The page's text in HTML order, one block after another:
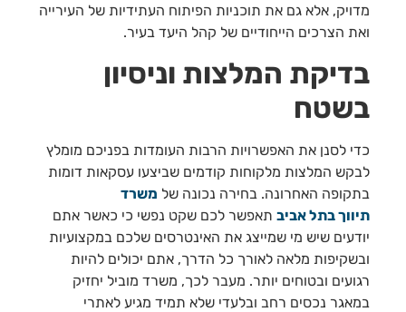
מדויק, אלא גם את תוכניות הפיתוח העתידיות של העירייה
ואת הצרכים הייחודיים של קהל היעד בעיר.
בדיקת המלצות וניסיון
בשטח
כדי לסנן את האפשרויות הרבות העומדות בפניכם מומלץ
לבקש המלצות מלקוחות קודמים שביצעו עסקאות דומות
בתקופה האחרונה. בחירה נכונה של משרד
תיווך בתל אביב תאפשר לכם שקט נפשי כי כאשר אתם
יודעים שיש מי שמייצג את האינטרסים שלכם במקצועיות
ובשקיפות מלאה לאורך כל הדרך, אתם יכולים להיות
רגועים ובטוחים יותר. מעבר לכך, משרד מוביל יחזיק
במאגר נכסים רחב ובלעדי שלא תמיד מגיע לאתרי